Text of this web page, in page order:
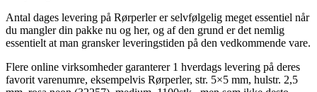
Antal dages levering på Rørperler er selvfølgelig meget essentiel når
du mangler din pakke nu og her, og af den grund er det nemlig
essentielt at man gransker leveringstiden på den vedkommende vare.
Flere online virksomheder garanterer 1 hverdags levering på deres
favorit varenumre, eksempelvis Rørperler, str. 5×5 mm, hulstr. 2,5